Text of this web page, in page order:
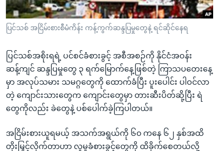
စာမျက်နှာ
သို့
ကျော်
ရန်
ရှာဖွေ
ရန်
နေရာ
သို့
ရန်
ဗွီအိုအေ လူမှုကွန်ယက်များ
ဘာသာစကားများ
ပြင်သစ် အငြိမ်းစားစီမံကိန်း ကန့်ကွက်ဆန္ဒပြမှုတွေနဲ့ ရင်ဆိုင်နေရ
ပြင်သစ်အစိုးရရဲ့ ပင်စင်ခံစားခွင့် အစီအစဉ်ကို နိုင်ငံအဝန်း
ဆန့်ကျင် ဆန္ဒပြမှုတွေ ၃ ရက်မြောက်နေ့ဖြစ်တဲ့ ကြာသပတေးနေ့
မှာ အလုပ်သမား သမဂ္ဂတွေကို ထောက်ခံပြီး ပူးပေါင်း ပါဝင်လာ
တဲ့ ကျောင်းသားတွေက ကျောင်းတွေမှာ တားဆီးပိတ်ဆို့ပြီး ရဲ
တွေကိုလည်း ခဲတွေနဲ့ ပစ်ပေါက်ခဲ့ကြပါတယ်။
အငြိမ်းစားယူရမယ့် အသက်အရွယ်ကို ၆၀ ကနေ ၆၂ နှစ်အထိ
တိုးမြှင့်လိုက်တာဟာ လူမှုခံစားခွင့်တွေကို ထိခိုက်စေတယ်လို့